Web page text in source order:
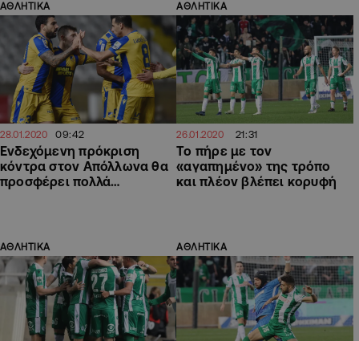
ΑΘΛΗΤΙΚΑ
28.01.2020 09:42
Ενδεχόμενη πρόκριση
κόντρα στον Απόλλωνα θα
προσφέρει πολλά…
ΑΘΛΗΤΙΚΑ
26.01.2020 21:31
Το πήρε με τον
«αγαπημένο» της τρόπο
και πλέον βλέπει κορυφή
ΑΘΛΗΤΙΚΑ ΑΘΛΗΤΙΚΑ